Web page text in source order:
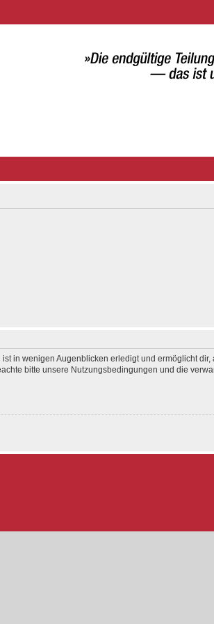
in wenigen Augenblicken erledigt und ermöglicht
bitte unsere Nutzungsbedingungen und die